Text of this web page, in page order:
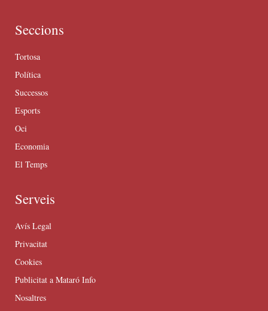
Seccions
Tortosa
Política
Successos
Esports
Oci
Economia
El Temps
Serveis
Avís Legal
Privacitat
Cookies
Publicitat a Mataró Info
Nosaltres